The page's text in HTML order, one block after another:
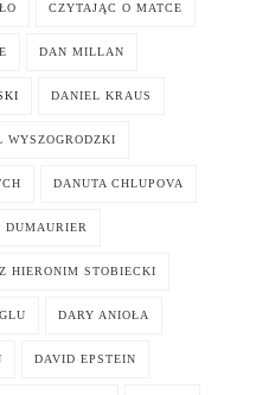
CZYTAJĄC O MATCE
DAN MILLAN
DANIEL KRAUS
WYSZOGRODZKI
DANUTA CHLUPOVA
DUMAURIER
HIERONIM STOBIECKI
DARY ANIOŁA
DAVID EPSTEIN